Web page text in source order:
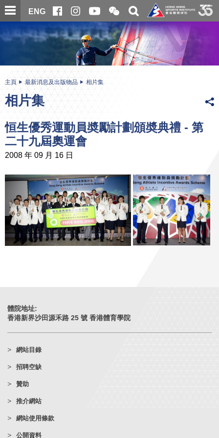
跳
至
內
ENG
開
合
微
信
二
維
碼
關
搜
尋
内
主頁 最新消息及出版物品 相片集
相片集
恒生優秀運動員奬勵計劃頒奬典禮 - 第
二十九屆奧運會
2008 年 09 月 16 日
體院地址:
香港新界沙田源禾路 25 號 香港體育學院
網站目錄
招聘空缺
贊助
推介網站
網站使用條款
公開資料